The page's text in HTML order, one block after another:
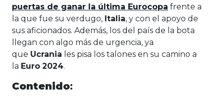
puertas de ganar la última Eurocopa frente a
la que fue su verdugo, Italia, y con el apoyo de
sus aficionados. Además, los del país de la bota
llegan con algo más de urgencia, ya
que Ucrania les pisa los talones en su camino a
la Euro 2024.
Contenido: